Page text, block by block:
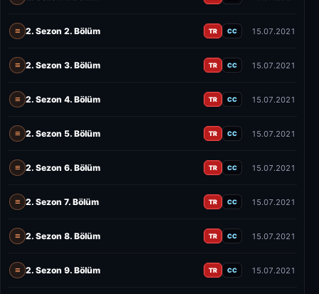
2. Sezon 2. Bölüm TR CC 15.07.2021
2. Sezon 3. Bölüm TR CC 15.07.2021
2. Sezon 4. Bölüm TR CC 15.07.2021
2. Sezon 5. Bölüm TR CC 15.07.2021
2. Sezon 6. Bölüm TR CC 15.07.2021
2. Sezon 7. Bölüm TR CC 15.07.2021
2. Sezon 8. Bölüm TR CC 15.07.2021
2. Sezon 9. Bölüm TR CC 15.07.2021